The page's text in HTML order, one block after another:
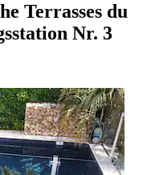
Terrasses du
Nr. 3